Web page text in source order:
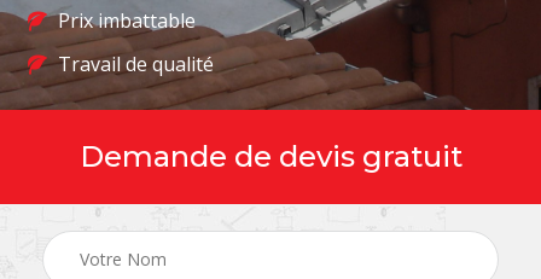
Prix imbattable
Travail de qualité
Demande de devis gratuit